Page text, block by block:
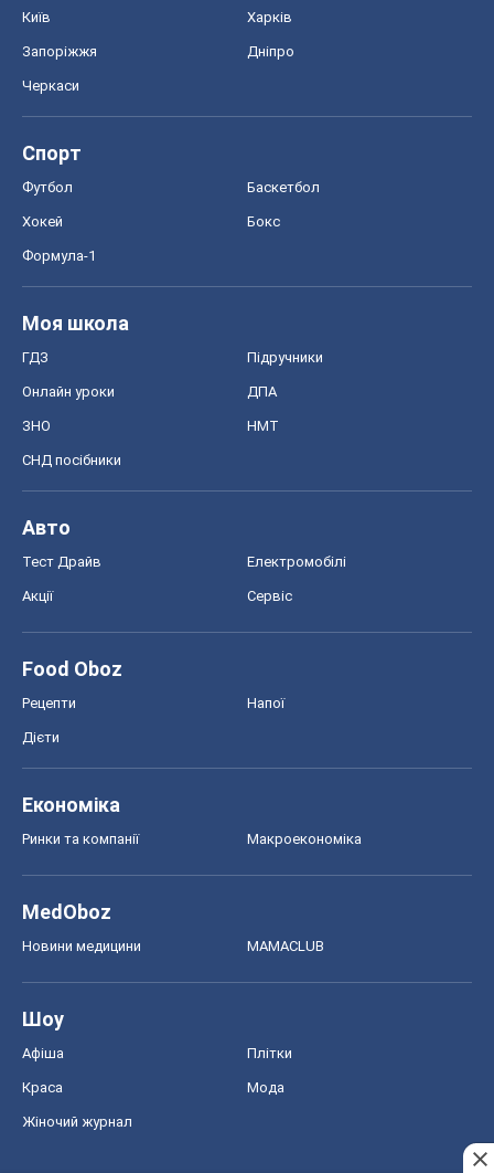
Київ Харків
Запоріжжя Дніпро
Черкаси
Спорт
Футбол Баскетбол
Хокей Бокс
Формула-1
Моя школа
ГДЗ Підручники
Онлайн уроки ДПА
ЗНО НМТ
СНД посібники
Авто
Тест Драйв Електромобілі
Акції Сервіс
Food Oboz
Рецепти Напої
Дієти
Економіка
Ринки та компанії Макроекономіка
MedOboz
Новини медицини MAMACLUB
Шоу
Афіша Плітки
Краса Мода
Жіночий журнал